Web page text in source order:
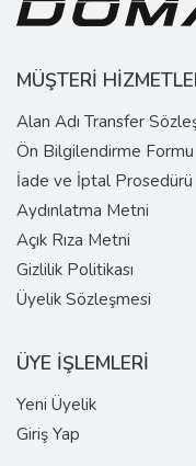
MÜŞTERİ
Alan Adı Transfer
Ön Bilgilendirme Formu
İade ve İptal Prosedürü
Aydınlatma Metni
Açık Rıza Metni
Gizlilik Politikası
Üyelik Sözleşmesi
ÜYE İŞLEMLERİ
Yeni Üyelik
Giriş Yap